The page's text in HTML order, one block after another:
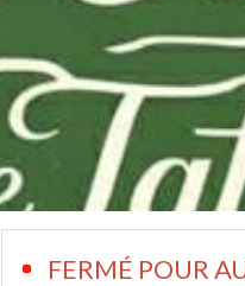
FERMÉ POUR